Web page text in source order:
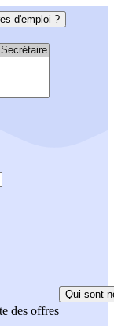
d'emploi ?
des offres
Qui sont